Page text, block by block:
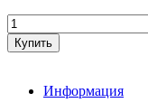
Информация